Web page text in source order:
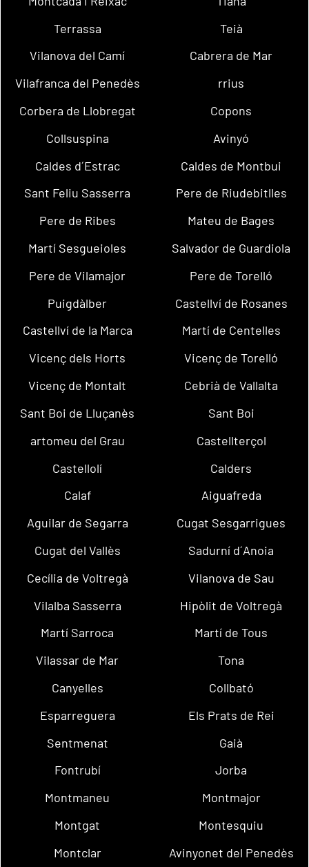
Terrassa
Teià
Vilanova del Camí
Cabrera de Mar
Vilafranca del Penedès
rrius
Corbera de Llobregat
Copons
Collsuspina
Avinyó
Caldes d´Estrac
Caldes de Montbui
Sant Feliu Sasserra
Pere de Riudebitlles
Pere de Ribes
Mateu de Bages
Martí Sesgueioles
Salvador de Guardiola
Pere de Vilamajor
Pere de Torelló
Puigdàlber
Castellví de Rosanes
Castellví de la Marca
Martí de Centelles
Vicenç dels Horts
Vicenç de Torelló
Vicenç de Montalt
Cebrià de Vallalta
Sant Boi de Lluçanès
Sant Boi
artomeu del Grau
Castellterçol
Castellolí
Calders
Calaf
Aiguafreda
Aguilar de Segarra
Cugat Sesgarrigues
Cugat del Vallès
Sadurní d´Anoia
Cecília de Voltregà
Vilanova de Sau
Vilalba Sasserra
Hipòlit de Voltregà
Martí Sarroca
Martí de Tous
Vilassar de Mar
Tona
Canyelles
Collbató
Esparreguera
Els Prats de Rei
Sentmenat
Gaià
Fontrubí
Jorba
Montmaneu
Montmajor
Montgat
Montesquiu
Montclar
Avinyonet del Penedès